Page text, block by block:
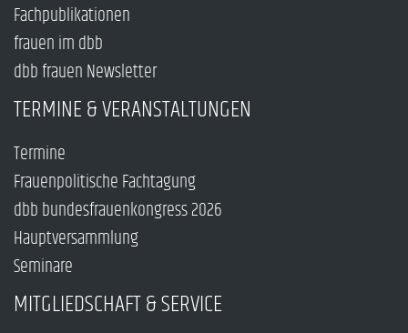
Fachpublikationen
frauen im dbb
dbb frauen Newsletter
TERMINE & VERANSTALTUNGEN
Termine
Frauenpolitische Fachtagung
dbb bundesfrauenkongress 2026
Hauptversammlung
Seminare
MITGLIEDSCHAFT & SERVICE